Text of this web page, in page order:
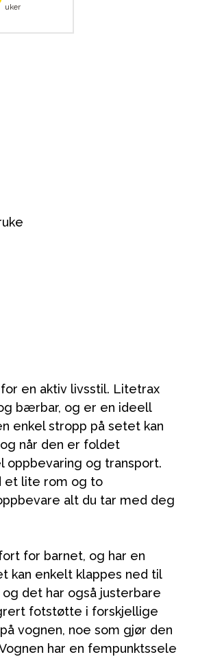
uker
en aktiv livsstil. Litetrax
bærbar, og er en ideell
enkel stropp på setet kan
når den er foldet
oppbevaring og transport.
et lite rom og to
alt du tar med deg
for barnet, og har en
kan enkelt klappes ned til
det har også justerbare
fotstøtte i forskjellige
vognen, noe som gjør den
har en fempunktssele